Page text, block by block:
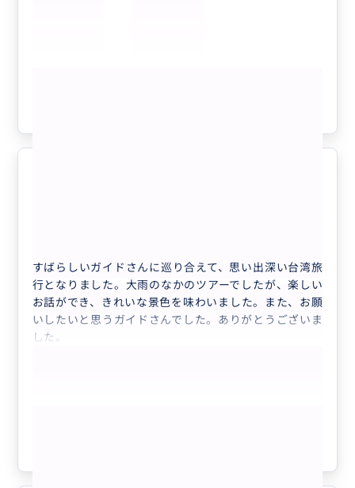
すばらしいガイドさんに巡り合えて、思い出深い台湾旅
行となりました。大雨のなかのツアーでしたが、楽しい
お話ができ、きれいな景色を味わいました。また、お願
いしたいと思うガイドさんでした。ありがとうございま
した。